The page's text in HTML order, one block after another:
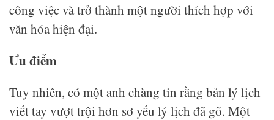
công việc và trở thành một người thích hợp với
văn hóa hiện đại.
Ưu điểm
Tuy nhiên, có một anh chàng tin rằng bản lý lịch
viết tay vượt trội hơn sơ yếu lý lịch đã gõ. Một